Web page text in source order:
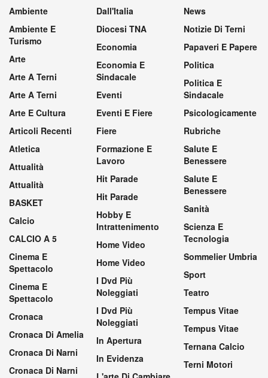
Ambiente
Ambiente E
Turismo
Arte
Arte A Terni
Arte A Terni
Arte E Cultura
Articoli Recenti
Atletica
Attualità
Attualità
BASKET
Calcio
CALCIO A 5
Cinema E
Spettacolo
Cinema E
Spettacolo
Cronaca
Cronaca Di Amelia
Cronaca Di Narni
Cronaca Di Narni
Dall'Italia
Diocesi TNA
Economia
Economia E
Sindacale
Eventi
Eventi E Fiere
Fiere
Formazione E
Lavoro
Hit Parade
Hit Parade
Hobby E
Intrattenimento
Home Video
Home Video
I Dvd Più
Noleggiati
I Dvd Più
Noleggiati
In Apertura
In Evidenza
News
Notizie Di Terni
Papaveri E Papere
Politica
Politica E
Sindacale
Psicologicamente
Rubriche
Salute E
Benessere
Salute E
Benessere
Sanità
Scienza E
Tecnologia
Sommelier Umbria
Sport
Teatro
Tempus Vitae
Tempus Vitae
Ternana Calcio
Terni Motori